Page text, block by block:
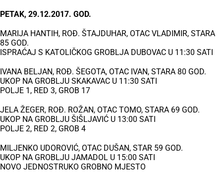
PETAK, 29.12.2017. GOD.
MARIJA HANTIH, ROĐ. ŠTAJDUHAR, OTAC VLADIMIR, STARA
85 GOD.
ISPRAĆAJ S KATOLIČKOG GROBLJA DUBOVAC U 11:30 SATI
IVANA BELJAN, ROĐ. ŠEGOTA, OTAC IVAN, STARA 80 GOD.
UKOP NA GROBLJU SKAKAVAC U 11:30 SATI
POLJE 1, RED 3, GROB 17
JELA ŽEGER, ROĐ. ROŽAN, OTAC TOMO, STARA 69 GOD.
UKOP NA GROBLJU ŠIŠLJAVIĆ U 13:00 SATI
POLJE 2, RED 2, GROB 4
MILJENKO UDOROVIĆ, OTAC DUŠAN, STAR 59 GOD.
UKOP NA GROBLJU JAMADOL U 15:00 SATI
NOVO JEDNOSTRUKO GROBNO MJESTO